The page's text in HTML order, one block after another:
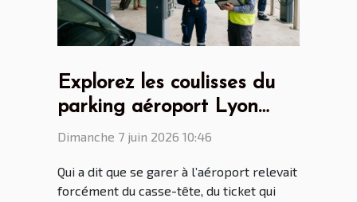
Explorez les coulisses du
parking aéroport Lyon
Saint Ex entre innovations
Dimanche 7 juin 2026 10:46
Qui a dit que se garer à l’aéroport relevait
forcément du casse-tête, du ticket qui